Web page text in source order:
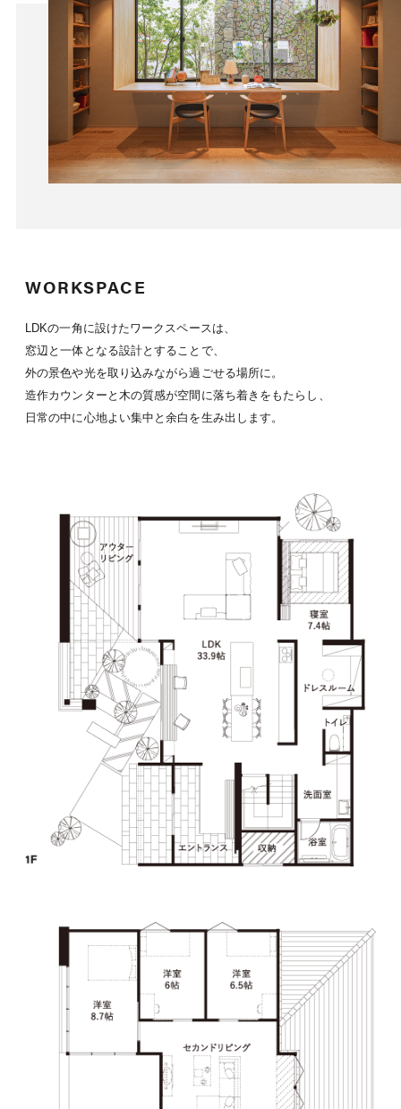
WORKSPACE
LDKの一角に設けたワークスペースは、
窓辺と一体となる設計とすることで、
外の景色や光を取り込みながら過ごせる場所に。
造作カウンターと木の質感が空間に落ち着きをもたらし、
日常の中に心地よい集中と余白を生み出します。